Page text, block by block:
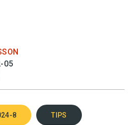
05
8 TIPS